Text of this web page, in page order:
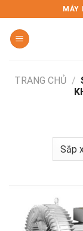
to
content
MÁY
TRANG CHỦ /